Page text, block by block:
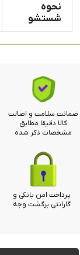
نحوه
شستشو
ضمانت سلامت و اصالت
کالا دقیقا مطابق
مشخصات ذکر شده
پرداخت امن بانکی و
گارانتی برگشت وجه